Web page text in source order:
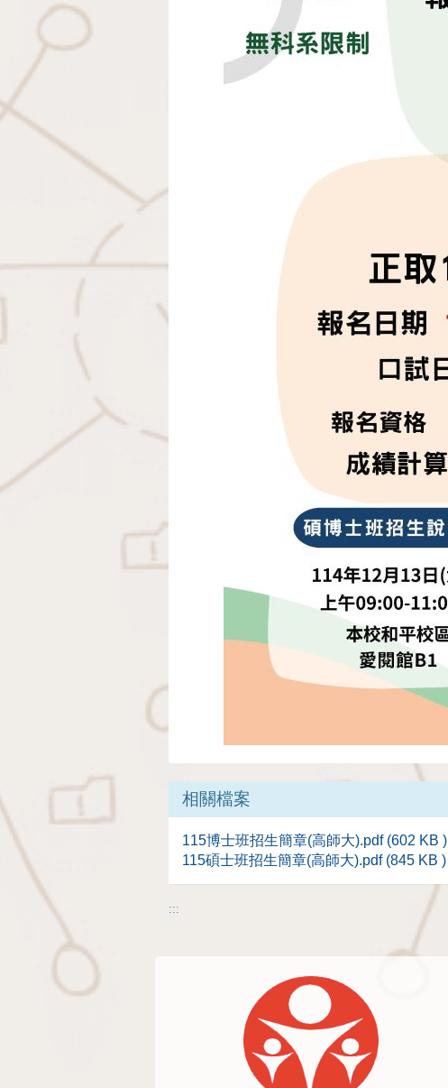
相關檔案
115博士班招生簡章(高師大).pdf (602 KB )
115碩士班招生簡章(高師大).pdf (845 KB )
:::